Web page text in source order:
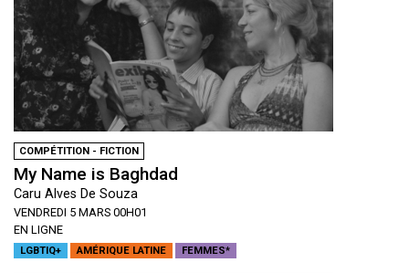
COMPÉTITION - FICTION
My Name is Baghdad
Caru Alves De Souza
VENDREDI 5 MARS 00H01
EN LIGNE
LGBTIQ+ AMÉRIQUE LATINE FEMMES*